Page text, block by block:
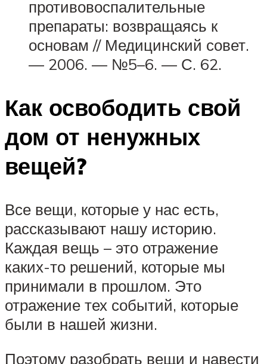
противовоспалительные
препараты: возвращаясь к
основам // Медицинский совет.
— 2006. — №5–6. — С. 62.
Как освободить свой
дом от ненужных
вещей?
Все вещи, которые у нас есть,
рассказывают нашу историю.
Каждая вещь – это отражение
каких-то решений, которые мы
принимали в прошлом. Это
отражение тех событий, которые
были в нашей жизни.
Поэтому разобрать вещи и навести